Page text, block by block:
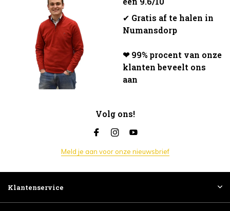
✔ Gratis af te halen in
Numansdorp
❤ 99% procent van onze
klanten beveelt ons
aan
Volg ons!
Meld je aan voor onze nieuwsbrief
Klantenservice